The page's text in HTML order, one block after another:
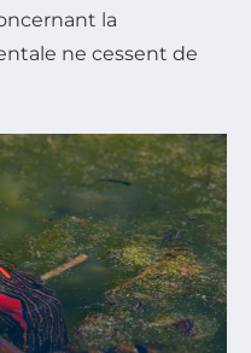
la
ne cessent de